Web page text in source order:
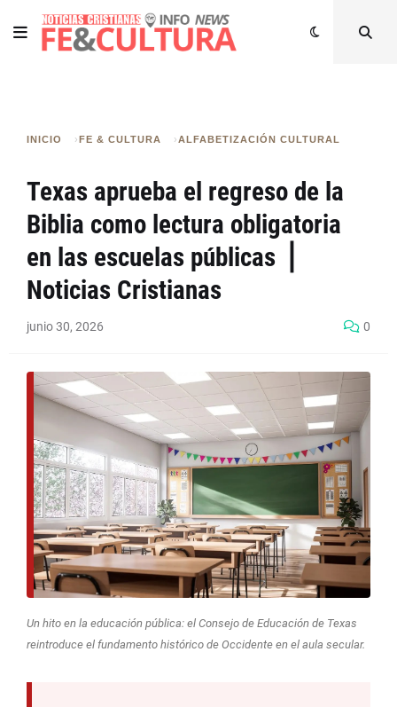
INICIO FE & CULTURA ALFABETIZACIÓN CULTURAL
Texas aprueba el regreso de la
Biblia como lectura obligatoria
en las escuelas públicas ⎪
Noticias Cristianas
junio 30, 2026 0
Un hito en la educación pública: el Consejo de Educación de Texas
reintroduce el fundamento histórico de Occidente en el aula secular.